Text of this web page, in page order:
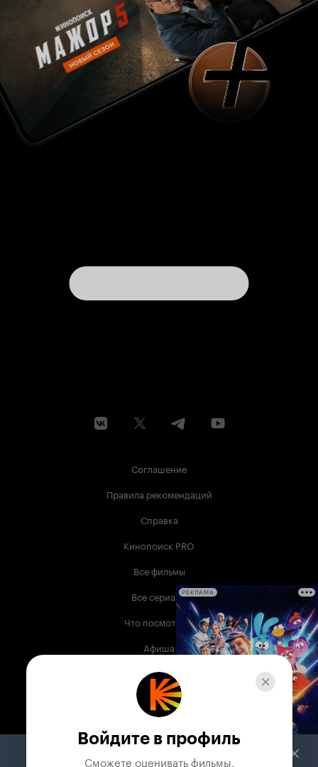
Соглашение
Правила рекомендаций
Справка
Кинопоиск PRO
Все фильмы
Все сериалы
Что посмотреть
Афиша
Музыка
Телепрограмма
Служба поддержки
РЕКЛАМА
Войдите в профиль
Сможете оценивать фильмы,